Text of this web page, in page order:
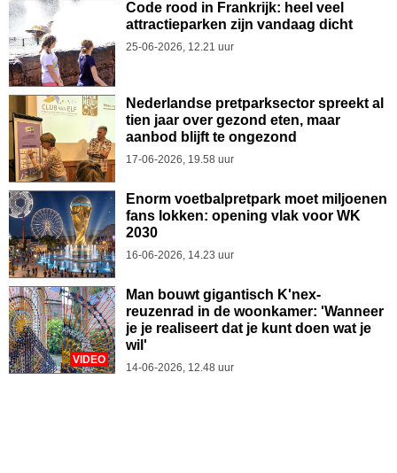
Code rood in Frankrijk: heel veel
attractieparken zijn vandaag dicht
25-06-2026, 12.21 uur
Nederlandse pretparksector spreekt al
tien jaar over gezond eten, maar
aanbod blijft te ongezond
17-06-2026, 19.58 uur
Enorm voetbalpretpark moet miljoenen
fans lokken: opening vlak voor WK
2030
16-06-2026, 14.23 uur
VIDEO
Man bouwt gigantisch K'nex-
reuzenrad in de woonkamer: 'Wanneer
je je realiseert dat je kunt doen wat je
wil'
14-06-2026, 12.48 uur